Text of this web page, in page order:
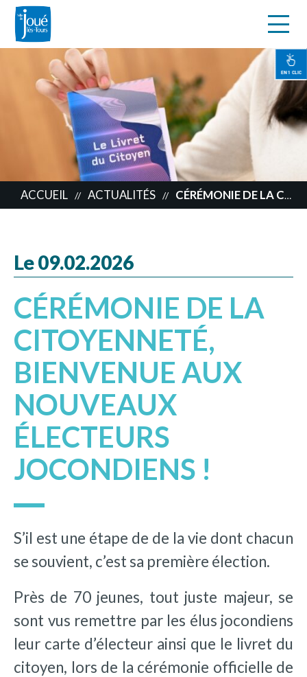
EN 1 CLIC
ACCUEIL // ACTUALITÉS // CÉRÉMONIE DE LA CITOYENNETÉ, BIENVENUE AUX NOUVEAUX ÉLECTEURS JOCONDIENS !
Le 09.02.2026
CÉRÉMONIE DE LA
CITOYENNETÉ,
BIENVENUE AUX
NOUVEAUX
ÉLECTEURS
JOCONDIENS !
S’il est une étape de de la vie dont chacun
se souvient, c’est sa première élection.
Près de 70 jeunes, tout juste majeur, se
sont vus remettre par les élus jocondiens
leur carte d’électeur ainsi que le livret du
citoyen, lors de la cérémonie officielle de